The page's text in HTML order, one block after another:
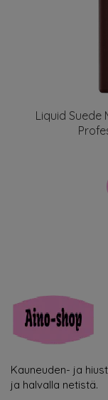
Liquid Suede
Kauneuden- ja
ja halvalla netistä.